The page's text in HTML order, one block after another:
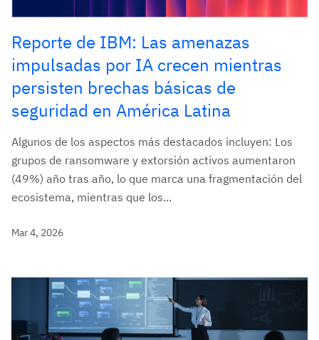
Reporte de IBM: Las amenazas
impulsadas por IA crecen mientras
persisten brechas básicas de
seguridad en América Latina
Algunos de los aspectos más destacados incluyen: Los
grupos de ransomware y extorsión activos aumentaron
(49%) año tras año, lo que marca una fragmentación del
ecosistema, mientras que los...
Mar 4, 2026